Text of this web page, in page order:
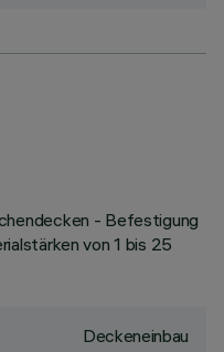
- Befestigung
von 1 bis 25
Deckeneinbau